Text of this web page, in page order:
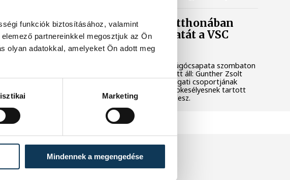
funkciók biztosításához, valamint
partnereinkkel megosztjuk az Ön
olyan adatokkal, amelyeket Ön adott meg
Marketing
Mindennek a megengedése
alacsony
az
A bajnokesélyes otthonában
folytatná jó sorozatát a VSC
Veszprém
A VSC Veszprém férfi labdarúgócsapata szombaton
újabb komoly erőfelmérő előtt áll: Gunther Zsolt
együttese az NB III északnyugati csoportjának
második fordulójában a bajnokesélyesnek tartott
Dorogi Bányász FC vendége lesz.
KÉZILABDA